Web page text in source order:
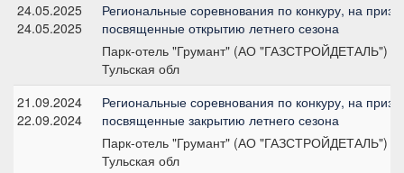
24.05.2025
24.05.2025
Региональные соревнования по конкуру, на
посвященные открытию летнего сезона
Парк-отель "Грумант" (АО "ГАЗСТРОЙДЕТАЛЬ")
Тульская обл
21.09.2024
22.09.2024
Региональные соревнования по конкуру, на
посвященные закрытию летнего сезона
Парк-отель "Грумант" (АО "ГАЗСТРОЙДЕТАЛЬ")
Тульская обл